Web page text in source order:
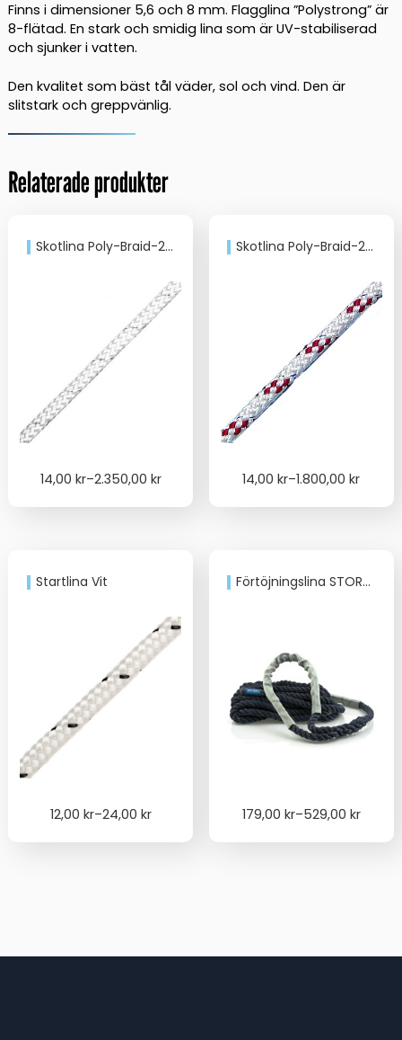
Finns i dimensioner 5,6 och 8 mm. Flagglina ”Polystrong” är
8-flätad. En stark och smidig lina som är UV-stabiliserad
och sjunker i vatten.
Den kvalitet som bäst tål väder, sol och vind. Den är
slitstark och greppvänlig.
Relaterade produkter
Skotlina Poly-Braid-24 Vit
14,00 kr–2.350,00 kr
Price
Skotlina Poly-Braid-24 Röd
14,00kr–1.800,00kr
Price
Startlina Vit
12,00 kr–24,00 kr
Price
Förtöjningslina STORM Navy
179,00 kr–529,00 kr
Price